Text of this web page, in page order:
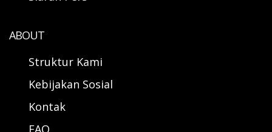
ABOUT
Struktur Kami
Kebijakan Sosial
Kontak